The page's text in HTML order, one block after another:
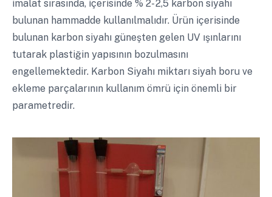
imalat sırasında, içerisinde % 2- 2,5 karbon siyahı
bulunan hammadde kullanılmalıdır. Ürün içerisinde
bulunan karbon siyahı güneşten gelen UV ışınlarını
tutarak plastiğin yapısının bozulmasını
engellemektedir. Karbon Siyahı miktarı siyah boru ve
ekleme parçalarının kullanım ömrü için önemli bir
parametredir.